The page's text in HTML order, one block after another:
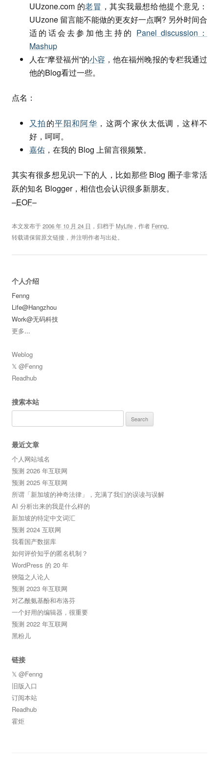
UUzone.com 的老冒 ，其实我最想给他提个意见：
UUzone 留言能不能做的更友好一点啊? 另外时间合
适的话会去参加他主持的 Panel discussion：
Mashup
人在”摩登福州”的小容 ，他在福州晚报的专栏我通过
他的Blog看过一些。
点名：
又拍的平阳和阿华 ，这两个家伙太低调，这样不
好，呵呵。
嘉佑 ，在我的 Blog 上留言很频繁。
其实有很多想见识一下的人，比如那些 Blog 圈子非常活
跃的知名 Blogger，相信也会认识很多新朋友。
–EOF–
本文发布于2006 年 10 月 24 日 ，归档于 MyLife ，作者 Fenng。
转载请保留原文链接，并注明作者与出处。
个人介绍
Fenng
Life@Hangzhou
Work@无码科技
更多...
Weblog
𝕏 @Fenng
Readhub
搜索本站
for:
最近文章
个人网站域名
预测 2026 年互联网
预测 2025 年互联网
所谓「新加坡的神奇法律」，充满了我们的误读与误解
AI 分析出来的我是什么样的
新加坡的特定中文词汇
预测 2024 互联网
我看国产数据库
如何评价知乎的匿名机制？
WordPress 的 20 年
狹隘之人论人
预测 2023 年互联网
对乙酰氨基酚和布洛芬
一个好用的编辑器，很重要
预测 2022 年互联网
黑粉儿
链接
𝕏 @Fenng
旧版入口
订阅本站
Readhub
霍炬